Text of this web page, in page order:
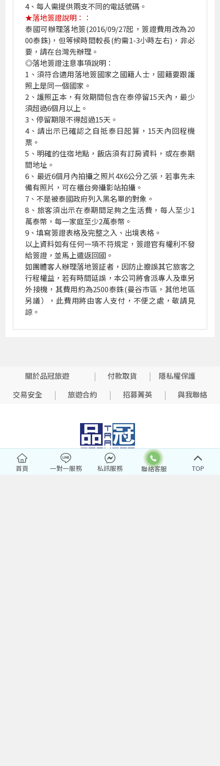
4、每人需提供兩支不同的電話號碼。
★落地簽證說明：：
泰國可辦理落地簽(2016/09/27起，簽證費用改為20
00泰銖)，但等候時間較長(約需1-3小時左右)，非必
要，請在台灣先辦理。
◎落地簽證注意事項說明：
1、須符合適用落地簽國家之國籍人士，國籍要跟護
照上是同一個國家。
2、護照正本，有效期間包含在泰停留15天內，最少
須超過6個月以上。
3、停留期限不得超過15天。
4、請出示已確認之自抵泰日起算，15天內回程機
票。
5、明確的住宿地點，飯店須有訂房資料，或在泰期
間地址。
6、最近6個月內拍攝之照片4X6公分乙張，若事先未
備有照片，可在櫃台旁攝影站拍攝。
7、不是被泰國政府列入黑名單的對象。
8、旅客須出示在泰期間足夠之生活費，每人至少1
萬泰幣，每一家庭至少2萬泰幣。
9、填寫簽證表格及完整之入、出境表格。
以上資料如有任何一項不符規定，簽證官有權利不發
給簽證，並馬上遣返回國。
如團體客人辦理落地簽証者，因防止擔誤其它旅客之
行程權益，若有時間延誤，本公司將會派專人及車另
外接機，其費用約為2500泰銖(曼谷市區，其他地區
另議），此費用將由客人支付，不便之處，敬請見
諒。
關於品冠旅遊 付款取貨
隱私權保護
交易安全
旅遊合約 招募菁英 與我聯絡
首頁 一對一服務 私訊服務 TOP